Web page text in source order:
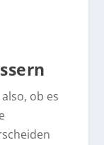
ob es